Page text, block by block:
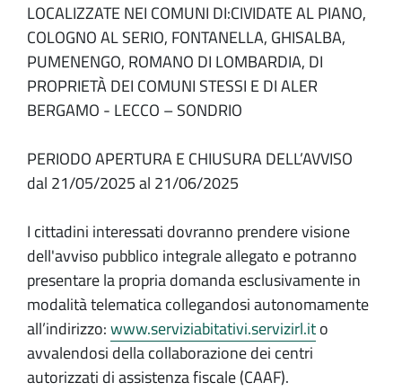
LOCALIZZATE NEI COMUNI DI:CIVIDATE AL PIANO,
COLOGNO AL SERIO, FONTANELLA, GHISALBA,
PUMENENGO, ROMANO DI LOMBARDIA, DI
PROPRIETÀ DEI COMUNI STESSI E DI ALER
BERGAMO - LECCO – SONDRIO
PERIODO APERTURA E CHIUSURA DELL’AVVISO
dal 21/05/2025 al 21/06/2025
I cittadini interessati dovranno prendere visione
dell'avviso pubblico integrale allegato e potranno
presentare la propria domanda esclusivamente in
modalità telematica collegandosi autonomamente
all’indirizzo:www.serviziabitativi.servizirl.ito
avvalendosi della collaborazione dei centri
autorizzati di assistenza fiscale (CAAF).